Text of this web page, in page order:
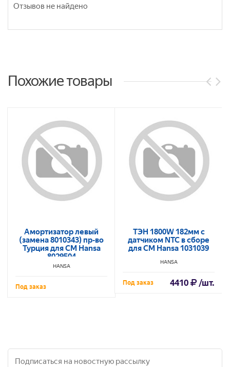
Отзывов не найдено
Похожие товары
Амортизатор левый
(замена 8010343) пр-во
Турция для СМ Hansa
8029504
HANSA
Под заказ
ТЭН 1800W 182мм с
датчиком NTC в сборе
для СМ Hansa 1031039
HANSA
Под заказ 4410 /шт.